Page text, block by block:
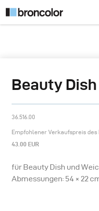
Beauty Dish
36.516.00
Empfohlener Verkaufspreis des
43.00 EUR
für Beauty Dish und
Abmessungen: 54 × 22